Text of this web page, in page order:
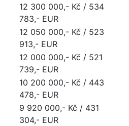
12 300 000,- Kč / 534
783,- EUR
12 050 000,- Kč / 523
913,- EUR
12 000 000,- Kč / 521
739,- EUR
10 200 000,- Kč / 443
478,- EUR
9 920 000,- Kč / 431
304,- EUR